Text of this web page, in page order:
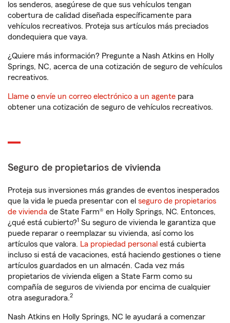
los senderos, asegúrese de que sus vehículos tengan
cobertura de calidad diseñada específicamente para
vehículos recreativos. Proteja sus artículos más preciados
dondequiera que vaya.
¿Quiere más información? Pregunte a Nash Atkins en Holly
Springs, NC, acerca de una cotización de seguro de vehículos
recreativos.
Llame o envíe un correo electrónico a un agente para
obtener una cotización de seguro de vehículos recreativos.
Seguro de propietarios de vivienda
Proteja sus inversiones más grandes de eventos inesperados
que la vida le pueda presentar con el seguro de propietarios
de vivienda de State Farm® en Holly Springs, NC. Entonces,
¿qué está cubierto?1 Su seguro de vivienda le garantiza que
puede reparar o reemplazar su vivienda, así como los
artículos que valora. La propiedad personal está cubierta
incluso si está de vacaciones, está haciendo gestiones o tiene
artículos guardados en un almacén. Cada vez más
propietarios de vivienda eligen a State Farm como su
compañía de seguros de vivienda por encima de cualquier
otra aseguradora.2
Nash Atkins en Holly Springs, NC le ayudará a comenzar